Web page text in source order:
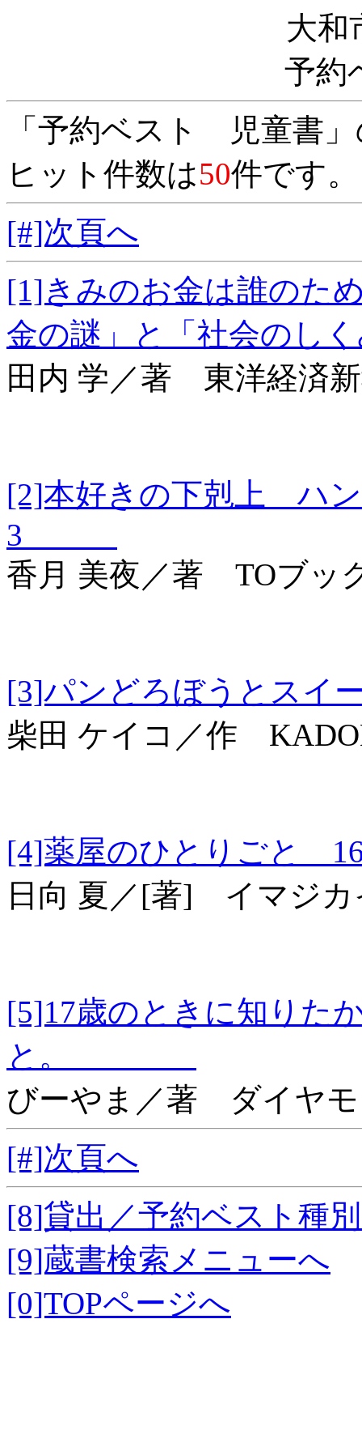
大和
予約
「予約ベスト 児童書
ヒット件数は50件です
[#]次頁へ
[1]きみのお金は誰の
金の謎」と「社会の
田内 学／著 東洋経済
[2]本好きの下剋上 ハ
3
香月 美夜／著 TOブッ
[3]パンどろぼうと
柴田 ケイコ／作
[4]薬屋のひとりご
日向 夏／[著] イマジカ
[5]17歳のときに知りた
と。
びーやま／著 ダイヤ
[#]次頁へ
[8]貸出／予約ベスト種
[9]蔵書検索メニューへ
[0]TOPページへ